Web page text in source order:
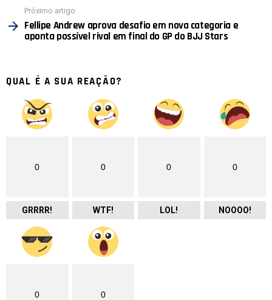
Próximo artigo
Fellipe Andrew aprova desafio em nova categoria e
aponta possível rival em final do GP do BJJ Stars
QUAL É A SUA REAÇÃO?
0
GRRRR!
0
WTF!
0
LOL!
0
NOOOO!
0 0